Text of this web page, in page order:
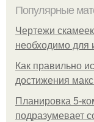
Популярные
Чертежи
необходимо для
Как правильно
достижения
Планировка 5-
подразумевает